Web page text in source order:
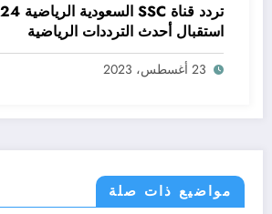
استقبال أحدث الترددات الرياضية
23 أغسطس، 2023
مواضيع ذات صلة